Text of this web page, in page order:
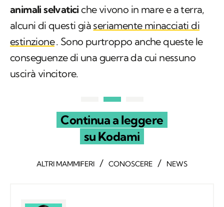
animali selvatici che vivono in mare e a terra,
alcuni di questi già seriamente minacciati di
estinzione. Sono purtroppo anche queste le
conseguenze di una guerra da cui nessuno
uscirà vincitore.
Continua a leggere
su Kodami
ALTRI MAMMIFERI / CONOSCERE / NEWS